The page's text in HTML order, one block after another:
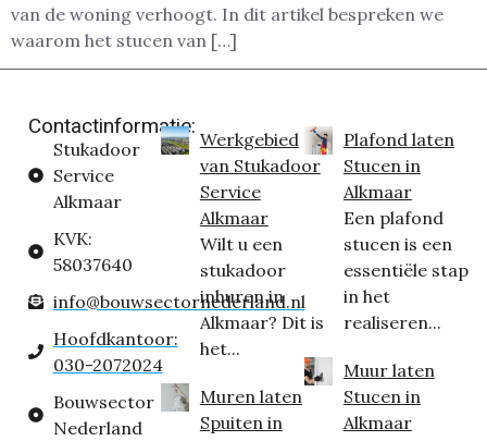
van de woning verhoogt. In dit artikel bespreken we
waarom het stucen van […]
Contactinformatie:
Stukadoor
Service
Alkmaar
KVK:
58037640
info@bouwsectornederland.nl
Hoofdkantoor:
030-2072024
Bouwsector
Nederland
Werkgebied
van Stukadoor
Service
Alkmaar
Wilt u een
stukadoor
inhuren in
Alkmaar? Dit is
het...
Muren laten
Spuiten in
Plafond laten
Stucen in
Alkmaar
Een plafond
stucen is een
essentiële stap
in het
realiseren...
Muur laten
Stucen in
Alkmaar